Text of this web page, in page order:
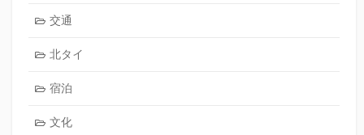
交通
北タイ
宿泊
文化